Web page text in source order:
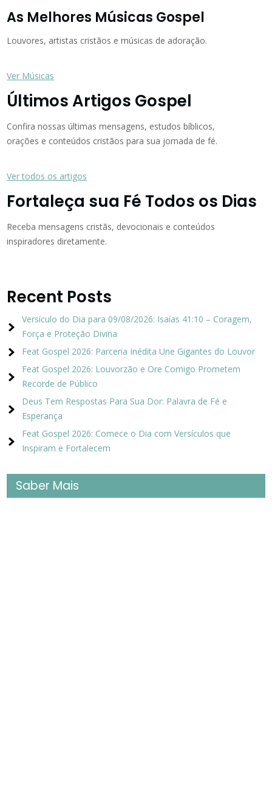
As Melhores Músicas Gospel
Louvores, artistas cristãos e músicas de adoração.
Ver Músicas
Últimos Artigos Gospel
Confira nossas últimas mensagens, estudos bíblicos,
orações e conteúdos cristãos para sua jornada de fé.
Ver todos os artigos
Fortaleça sua Fé Todos os Dias
Receba mensagens cristãs, devocionais e conteúdos
inspiradores diretamente.
Recent Posts
Versículo do Dia para 09/08/2026: Isaías 41:10 – Coragem,
Força e Proteção Divina
Feat Gospel 2026: Parceria Inédita Une Gigantes do Louvor
Feat Gospel 2026: Louvorzão e Ore Comigo Prometem
Recorde de Público
Deus Tem Respostas Para Sua Dor: Palavra de Fé e
Esperança
Feat Gospel 2026: Comece o Dia com Versículos que
Inspiram e Fortalecem
Saber Mais